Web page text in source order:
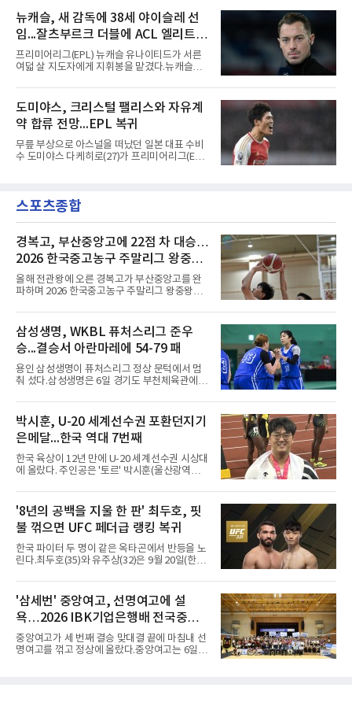
코)전에 선발 출전했으나 공격포인트 없이 후반
41분 타일러 보이드와 교체됐다. 이날 골을 넣었
다면 공식전 5경기 연속 득점이었다. 다만 메이
저리그사커(MLS)에서 이어온 4경기 연속골 기
록은 유지된다.경기는 팽팽했다. 전반 38분 다비
드 마르티네스의 땅볼 크로스를 드니 부앙가가
으로 골대 오른쪽 하단을 찔러 균형을 맞췄다.승
부는 승부차기로 갈렸다. LAFC는
뉴캐슬, 새 감독에 38세 야이슬레 선
임...잘츠부르크 더블에 ACL 엘리트 2
연패 경력
프리미어리그(EPL) 뉴캐슬 유나이티드가 서른
여덟 살 지도자에게 지휘봉을 맡겼다.뉴캐슬은
임을 발표했다. 그는 스페인 라망가에서 진행 중
인 프리시즌 캠프에 곧바로 합류했다. 구단은 유
럽 축구계에서 가장 촉망받는 젊은 감독을 데려
왔다고 밝혔다.이력은 이른 나이에 쌓였다. 서른
셋이던 2021년 오스트리아 레드불 잘츠부르크
사령탑에 올라 첫 시즌 리그와 컵대회를 동시에
제패했고, 구단 역사상 처음으로 팀을 유럽축구
다. 2023년 사우디아라비아 알아흘리로 옮겨
2024-2025시즌과 2025-2026시즌
도미야스, 크리스털 팰리스와 자유계
약 합류 전망...EPL 복귀
무릎 부상으로 아스널을 떠났던 일본 대표 수비
수 도미야스 다케히로(27)가 프리미어리그(EPL)
큰 틀의 계약 조건은 이미 합의됐고 구단은 개막
을 앞두고 영입 절차를 서두르고 있다.그의 최근
지난 시즌 아스널과 상호 합의로 계약을 해지했
고, 네덜란드 아약스에서 시즌 막판 8경기를 소
화했다. 이후 일본 대표로 월드컵에 나서 선발 2
경기를 포함해 3경기를 뛰며 감각을 끌어올렸
다.구단의 판단은 신중했다. 크리스털 팰리스는
기량을 확신하면서도 부상
스포츠종합
경복고, 부산중앙고에 22점 차 대승…
2026 한국중고농구 주말리그 왕중왕
전 첫 승 신고
올해 전관왕에 오른 경복고가 부산중앙고를 완
파하며 2026 한국중고농구 주말리그 왕중왕전
해남 우슬체육관에서 열린 대회 남고부 예선리
그 H조 1차전에서 부산중앙고를 98-76으로 제
압했다. 박지오가 26점, 김호원이 22점, 정우진
이 19점을 올리는 등 삼각편대의 고른 활약이 승
리를 이끌었다.경복고는 경기 초반부터 박지오
와 김호원의 내·외곽포가 고르게 터지며 주도권
을 잡았다. 전반을 40-34로 앞선 경복고는 후반
다.B조에서는 용산고가 안양고를 98-71로 꺾고
대회 2연승을 달렸다.한편 남중
삼성생명, WKBL 퓨처스리그 준우
승...결승서 아란마레에 54-79 패
용인 삼성생명이 퓨처스리그 정상 문턱에서 멈
춰 섰다.삼성생명은 6일 경기도 부천체육관에서
서 일본여자프로농구 2부 리그 아란마레에 54-
79로 졌다. 이다연이 14점을 넣었으나 20점 9리
바운드를 기록한 바이 쿰바 디야산을 앞세운 상
대를 넘지 못했다.이번 대회에 처음 출전한 아란
마레는 조별리그부터 결승까지 6전 전승을 거뒀
고, 디야산이 최우수선수(MVP)로 뽑혔다.
박시훈, U-20 세계선수권 포환던지기
은메달...한국 역대 7번째
한국 육상이 12년 만에 U-20 세계선수권 시상대
에 올랐다. 주인공은 '토르' 박시훈(울산광역시)
진 헤이워드 필드에서 열린 세계육상연맹(WA)
20세 이하 세계선수권 남자 포환던지기 결선에
서 20.31ｍ를 던져 2위에 올랐다. 우승자 알레산
드로 보르헤스(브라질)와는 4㎝ 차이였다.기록
의 의미는 크다. 1986년 시작된 이 대회에서 한
국이 따낸 메달은 은 1개와 동 5개뿐이다. 1992
년 이진일(800ｍ)의 은메달 이후 박재홍, 박재
7번째 메달리스트가 됐다.승부는 막판에 갈렸
다. 3차 시기에서 20.31ｍ로 선
'8년의 공백을 지울 한 판' 최두호, 핏
불 꺾으면 UFC 페더급 랭킹 복귀
한국 파이터 두 명이 같은 옥타곤에서 반등을 노
린다.최두호(35)와 유주상(32)은 9월 20일(한국
서 열리는 'UFC 331: 반 vs 판토자 2'에 출전해
각각 파트리시우 핏불(39·브라질), 마이클 애즈
웰 주니어(25·미국)와 맞선다.최두호의 목표는 8
년 만의 페더급 랭킹 재진입이다. 데뷔 후 3연속
KO승으로 11위까지 올랐던 그는 2018년 7월 순
위에서 빠졌고, 병역을 마치고 2023년 복귀한
뒤 1무에 이어 다시 3연속 KO승을 기록했다.상
'삼세번' 중앙여고, 선명여고에 설
욕…2026 IBK기업은행배 전국중고
배구대회 우승
중앙여고가 세 번째 결승 맞대결 끝에 마침내 선
명여고를 꺾고 정상에 올랐다.중앙여고는 6일